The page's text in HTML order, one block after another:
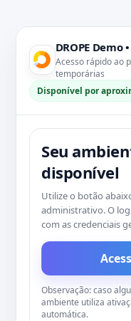
DROPE
Acesso rápido ao
temporárias
Disponível por
Seu
disponível
Utilize o botão
administrativo. O
com as credenciais
Observação: caso
ambiente utiliza
automática.